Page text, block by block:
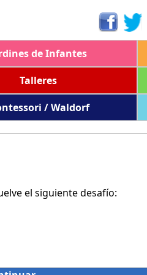
de Infantes
Talleres
/ Waldorf
el siguiente desafío: